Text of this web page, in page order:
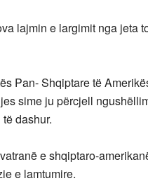
lajmin e largimit nga jeta
Pan- Shqiptare të
sime ju përcjell
dashur.
e shqiptaro-
e lamtumire.